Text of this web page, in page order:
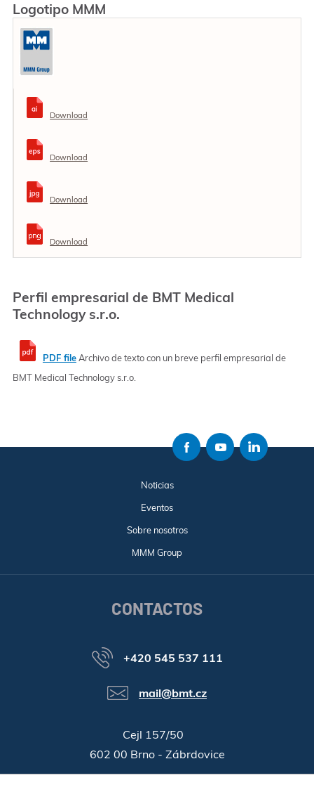
Logotipo MMM
Download
Download
Download
Download
Perfil empresarial de BMT Medical
Technology s.r.o.
PDF fileArchivo de texto con un breve perfil empresarial de
BMT Medical Technology s.r.o.
Noticias
Eventos
Sobre nosotros
MMM Group
CONTACTOS
+420 545 537 111
mail@bmt.cz
Cejl 157/50
602 00 Brno - Zábrdovice